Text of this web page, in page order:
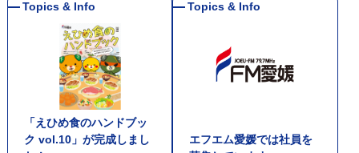
「えひめ食のハンドブッ
ク vol.10」が完成しまし
エフエム愛媛では社員を